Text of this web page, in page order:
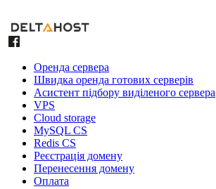
Оренда сервера
Швидка оренда готових серверів
Асистент підбору виділеного сервера
VPS
Cloud storage
MySQL CS
Redis CS
Реєстрація домену
Перенесення домену
Оплата